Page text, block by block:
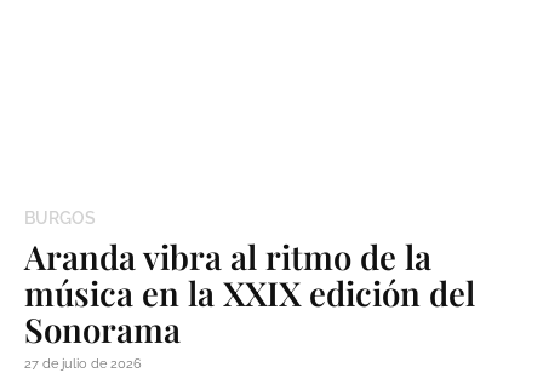
BURGOS
Aranda vibra al ritmo de la
música en la XXIX edición del
Sonorama
27 de julio de 2026